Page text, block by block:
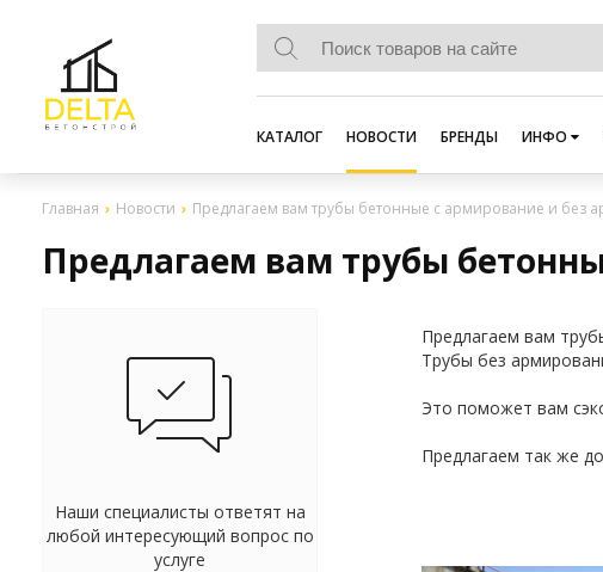
КАТАЛОГ НОВОСТИ БРЕНДЫ ИНФО
Главная Новости Предлагаем вам трубы бетонные с армирование и без
Предлагаем вам трубы
Наши специалисты ответят на
любой интересующий вопрос по
услуге
Предлагаем вам
Трубы без
Это поможет вам
Предлагаем так же